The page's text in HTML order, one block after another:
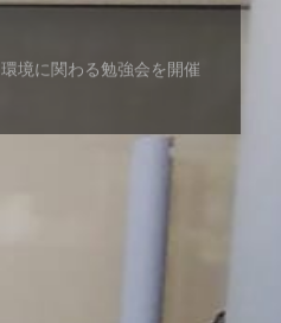
環境に関わる勉強会を開催